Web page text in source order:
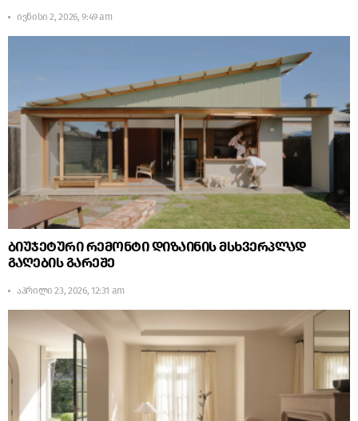
ივნისი 2, 2026, 9:49 am
ბიუჯეტური რემონტი დიზაინის მსხვერპლად
გაღების გარეშე
აპრილი 23, 2026, 12:31 am